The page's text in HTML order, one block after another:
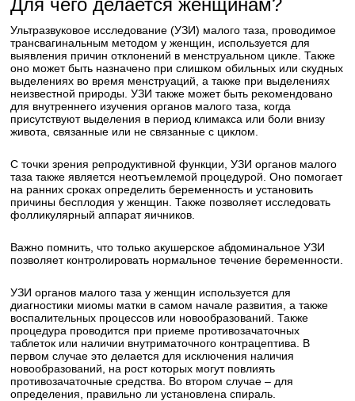
Для чего делается женщинам?
Ультразвуковое исследование (УЗИ) малого таза, проводимое
трансвагинальным методом у женщин, используется для
выявления причин отклонений в менструальном цикле. Также
оно может быть назначено при слишком обильных или скудных
выделениях во время менструаций, а также при выделениях
неизвестной природы. УЗИ также может быть рекомендовано
для внутреннего изучения органов малого таза, когда
присутствуют выделения в период климакса или боли внизу
живота, связанные или не связанные с циклом.
С точки зрения репродуктивной функции, УЗИ органов малого
таза также является неотъемлемой процедурой. Оно помогает
на ранних сроках определить беременность и установить
причины бесплодия у женщин. Также позволяет исследовать
фолликулярный аппарат яичников.
Важно помнить, что только акушерское абдоминальное УЗИ
позволяет контролировать нормальное течение беременности.
УЗИ органов малого таза у женщин используется для
диагностики миомы матки в самом начале развития, а также
воспалительных процессов или новообразований. Также
процедура проводится при приеме противозачаточных
таблеток или наличии внутриматочного контрацептива. В
первом случае это делается для исключения наличия
новообразований, на рост которых могут повлиять
противозачаточные средства. Во втором случае – для
определения, правильно ли установлена спираль.